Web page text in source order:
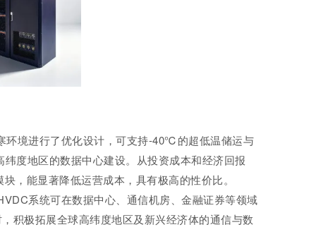
环境进行了优化设计，可支持-40℃的超低温储运与
度地区的数据中心建设。从投资成本和经济回报
，能显著降低运营成本，具有极高的性价比。
系统可在数据中心、通信机房、金融证券等领域
积极拓展全球高纬度地区及新兴经济体的通信与数